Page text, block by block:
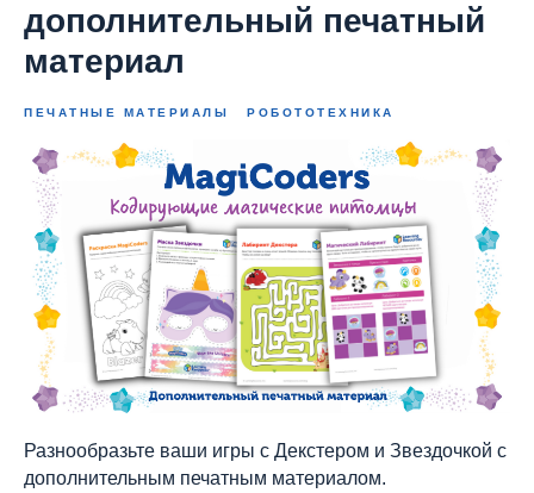
дополнительный печатный
материал
ПЕЧАТНЫЕ МАТЕРИАЛЫ РОБОТОТЕХНИКА
Разнообразьте ваши игры с Декстером и Звездочкой с
дополнительным печатным материалом.